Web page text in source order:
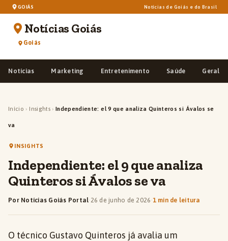
GOIÁS Notícias de Goiás e do Brasil
Notícias Goiás
Goiás
Notícias Marketing Entretenimento Saúde Geral
Início › Insights › Independiente: el 9 que analiza Quinteros si Ávalos se
va
INSIGHTS
Independiente: el 9 que analiza
Quinteros si Ávalos se va
Por Notícias Goiás Portal·26 de junho de 2026·1 min de leitura
O técnico Gustavo Quinteros já avalia um